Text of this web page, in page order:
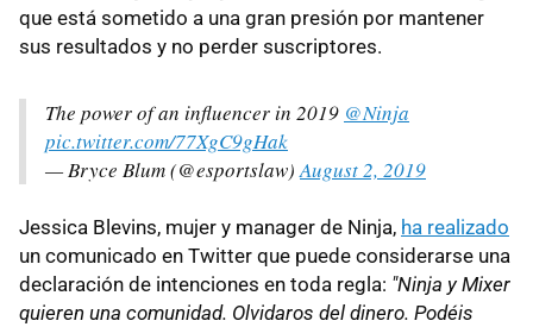
que está sometido a una gran presión por mantener
sus resultados y no perder suscriptores.
The power of an influencer in 2019 @Ninja
pic.twitter.com/77XgC9gHak
— Bryce Blum (@esportslaw)August 2, 2019
Jessica Blevins, mujer y manager de Ninja, ha realizado
un comunicado en Twitter que puede considerarse una
declaración de intenciones en toda regla: "Ninja y Mixer
quieren una comunidad. Olvidaros del dinero. Podéis